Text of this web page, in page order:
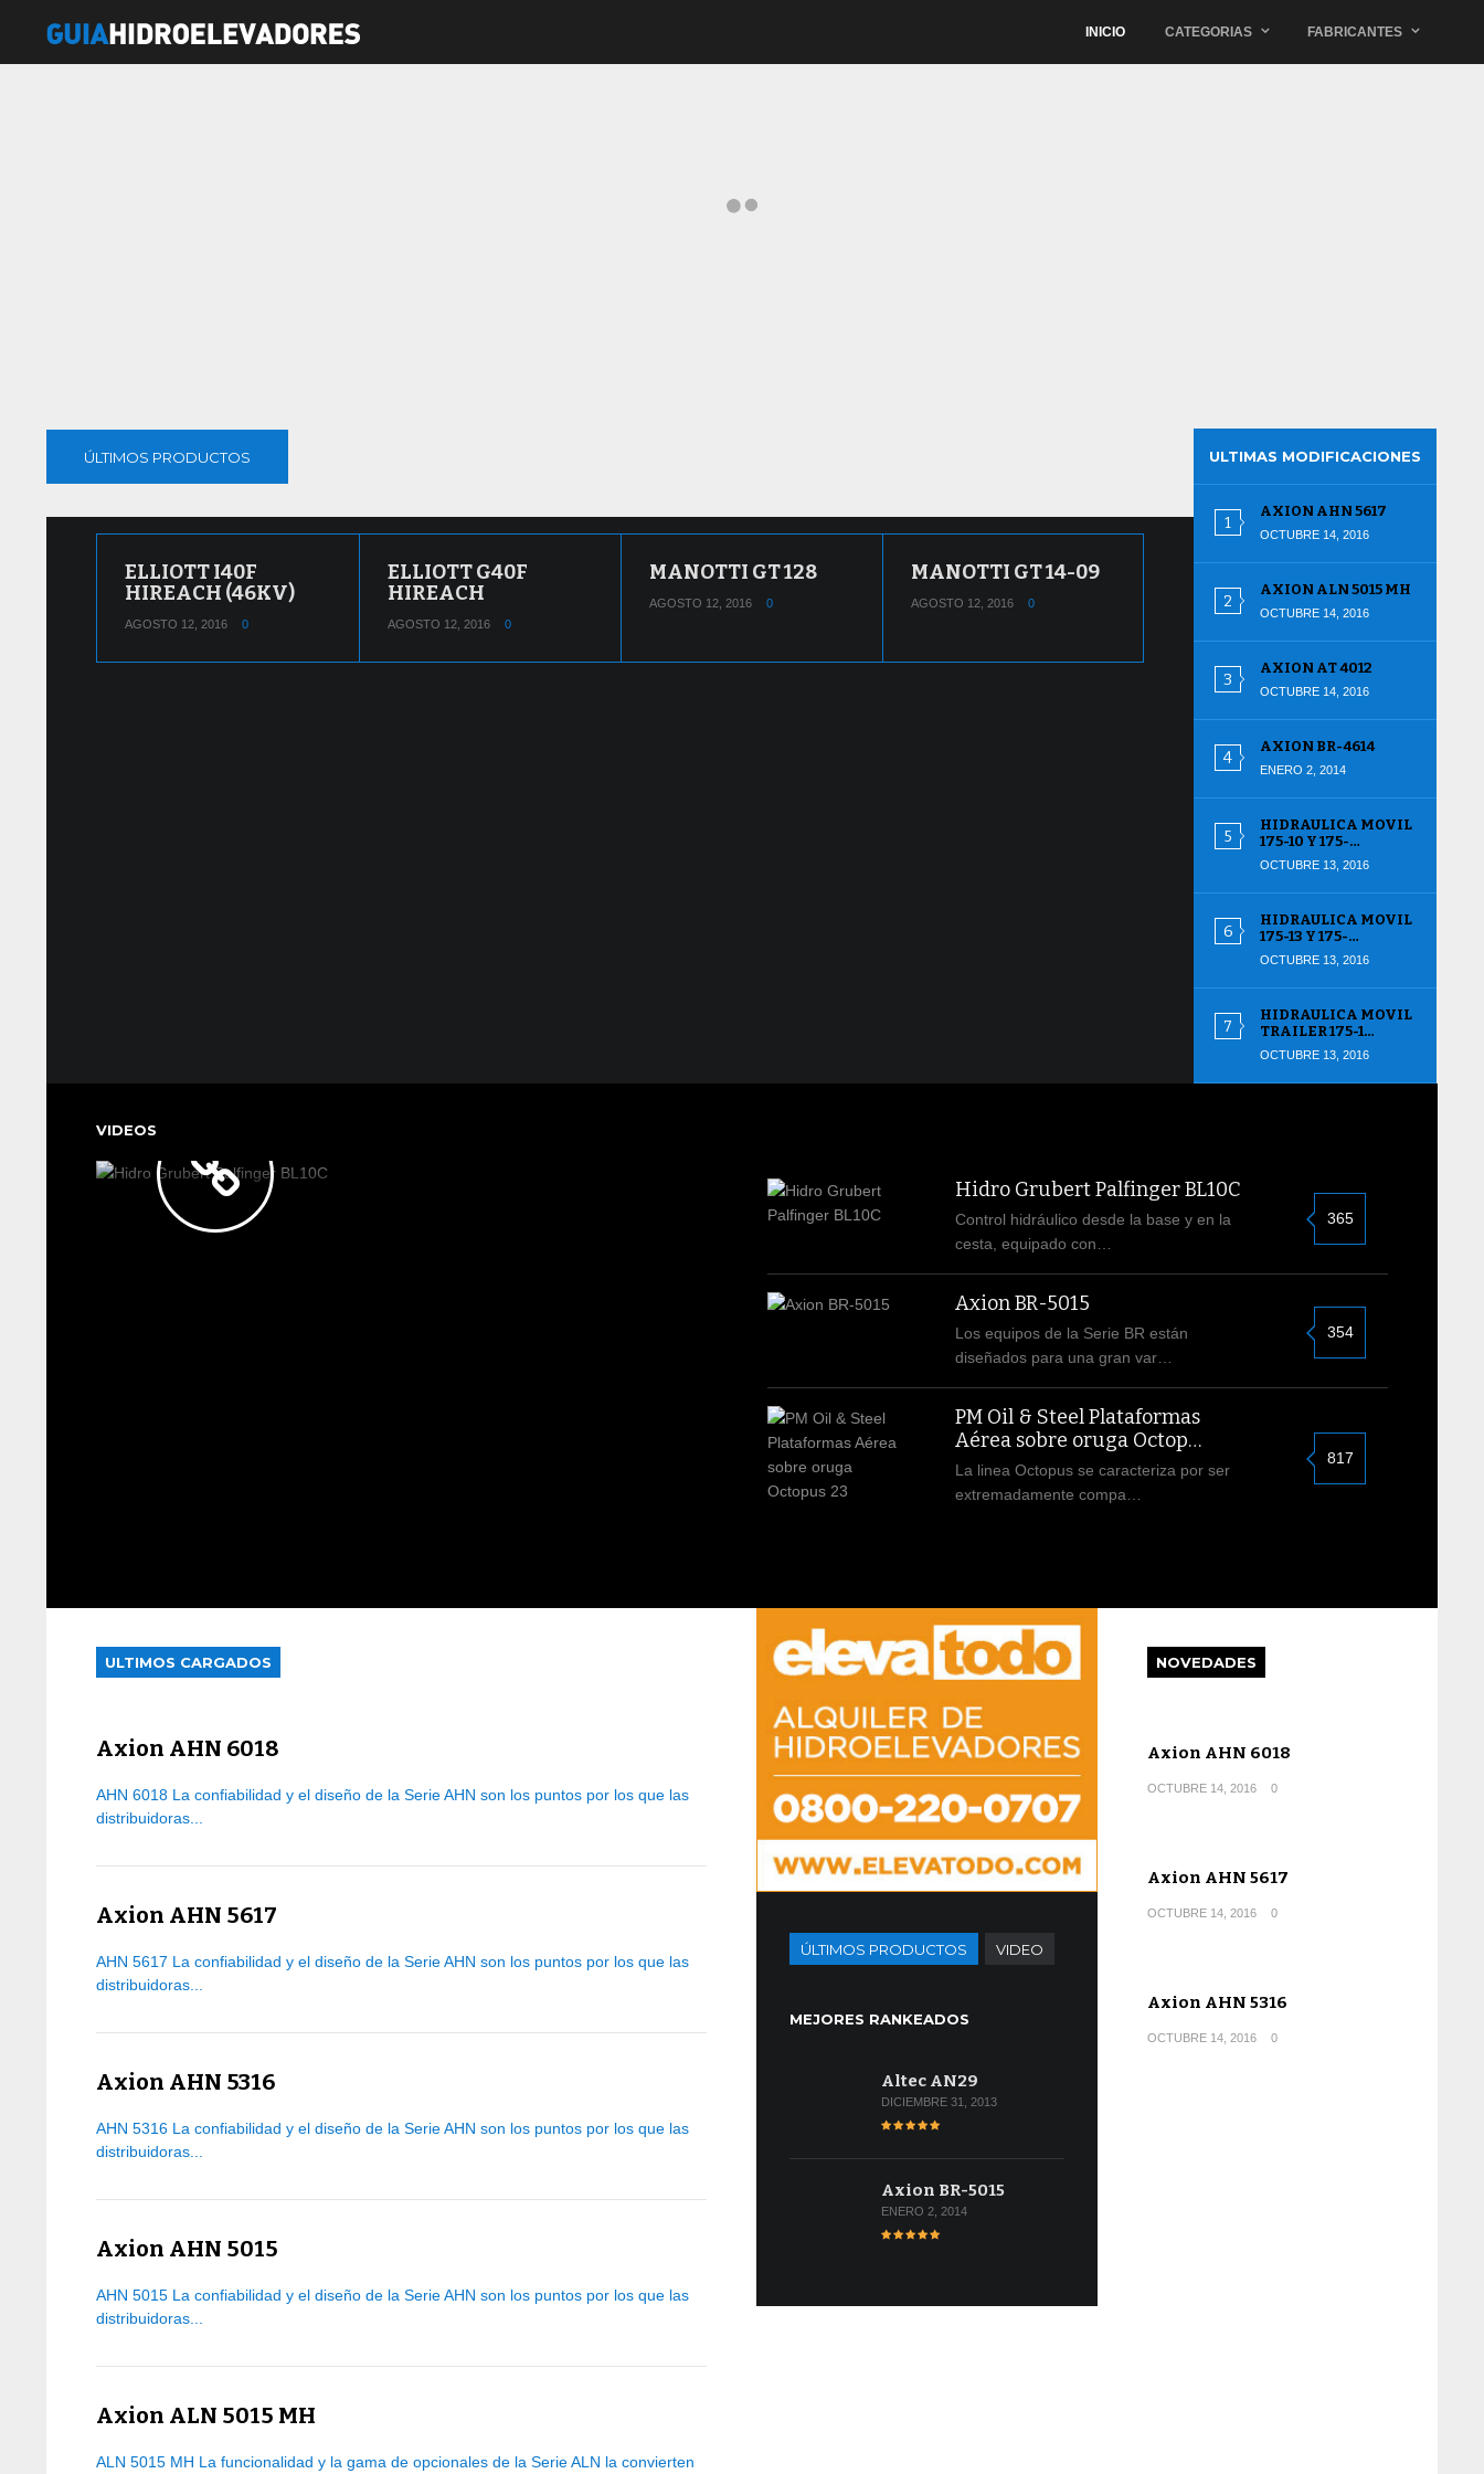
INICIO CATEGORIAS FABRICANTES
E
DAJ332
E
2512
T
ÚLTIMOS PRODUCTOS
ELLIOTT I40F
HIREACH (46KV)
AGOSTO 12, 2016 0
ELLIOTT G40F
HIREACH
AGOSTO 12, 2016 0
MANOTTI GT 128
AGOSTO 12, 2016 0
MANOTTI GT 14-09
AGOSTO 12, 2016 0
ULTIMAS MODIFICACIONES
AXION AHN 5617
OCTUBRE 14, 2016
AXION ALN 5015 MH
OCTUBRE 14, 2016
AXION AT 4012
OCTUBRE 14, 2016
AXION BR-4614
ENERO 2, 2014
HIDRAULICA MOVIL
175-10 Y 175-…
OCTUBRE 13, 2016
HIDRAULICA MOVIL
175-13 Y 175-…
OCTUBRE 13, 2016
HIDRAULICA MOVIL
TRAILER 175-1…
OCTUBRE 13, 2016
VIDEOSBL10C
Hidro Grubert Palfinger BL10C
Control hidráulico desde la base y en la
cesta, equipado con…
365
Axion BR-5015
Los equipos de la Serie BR están
diseñados para una gran var…
354
PM Oil & Steel Plataformas
Aérea sobre oruga Octop…
La linea Octopus se caracteriza por ser
extremadamente compa…
817
ULTIMOS CARGADOS
Axion AHN 6018
AHN 6018 La confiabilidad y el diseño de la Serie AHN son los puntos por los que las
distribuidoras...
Axion AHN 5617
AHN 5617 La confiabilidad y el diseño de la Serie AHN son los puntos por los que las
distribuidoras...
Axion AHN 5316
AHN 5316 La confiabilidad y el diseño de la Serie AHN son los puntos por los que las
distribuidoras...
Axion AHN 5015
AHN 5015 La confiabilidad y el diseño de la Serie AHN son los puntos por los que las
distribuidoras...
Axion ALN 5015 MH
ALN 5015 MH La funcionalidad y la gama de opcionales de la Serie ALN la convierten
ÚLTIMOS PRODUCTOS VIDEO
MEJORES RANKEADOS
Altec AN29
DICIEMBRE 31, 2013
Axion BR-5015
ENERO 2, 2014
NOVEDADES
Axion AHN 6018
OCTUBRE 14, 2016 0
Axion AHN 5617
OCTUBRE 14, 2016 0
Axion AHN 5316
OCTUBRE 14, 2016 0